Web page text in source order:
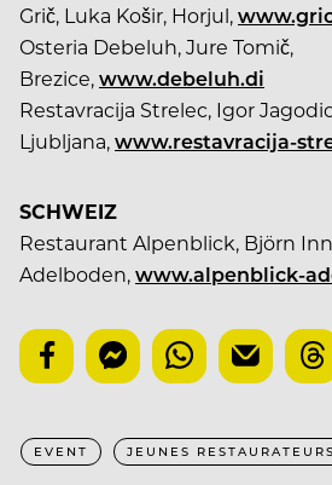
Grič, Luka Košir, Horjul,
Osteria Debeluh, Jure Tomič,
Brezice,www.debeluh.di
Restavracija Strelec, Igor
Ljubljana,www.restavracija-
SCHWEIZ
Restaurant Alpenblick, Björn
Adelboden,www.alpenblick-
EVENT JEUNES RESTAURATEURS